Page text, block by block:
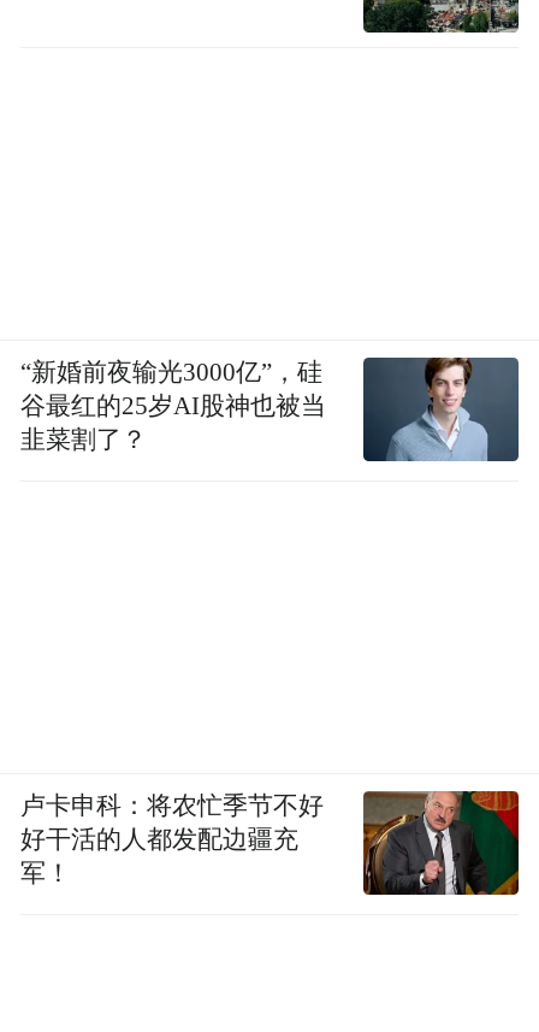
“新婚前夜输光3000亿”，硅
谷最红的25岁AI股神也被当
韭菜割了？
卢卡申科：将农忙季节不好
好干活的人都发配边疆充
军！